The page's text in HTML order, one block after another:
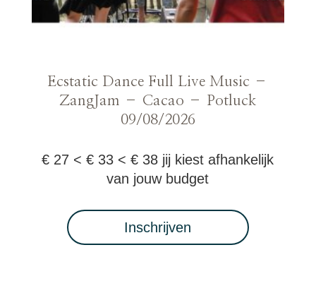
Ecstatic Dance Full Live Music –
ZangJam – Cacao – Potluck
09/08/2026
€ 27 < € 33 < € 38 jij kiest afhankelijk
van jouw budget
Inschrijven